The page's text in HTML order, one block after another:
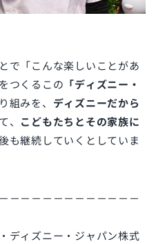
で「こんな楽しいことがあ
つくるこの 「ディズニー・
組みを、 ディズニーだから
、 こどもたちとその家族に
も継続していくとしていま
－－－－－－－－－－－－
ディズニー・ジャパン株式